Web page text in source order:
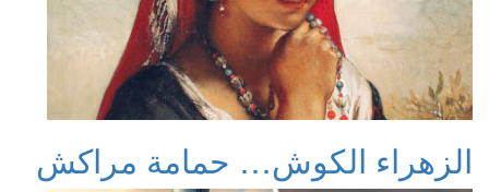
الزهراء الكوش… حمامة مراكش